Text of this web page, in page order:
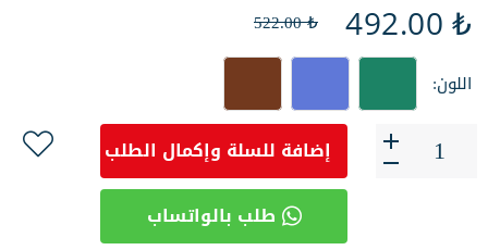
₺ 492.00
₺ 522.00
اللون:
إضافة للسلة وإكمال الطلب
طلب بالواتساب